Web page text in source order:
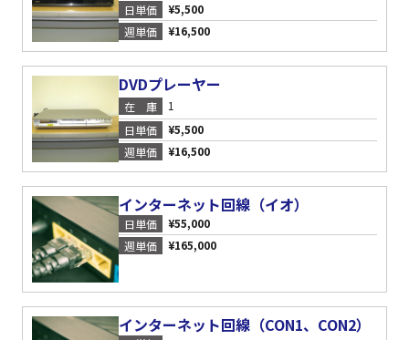
日単価
¥5,500
週単価
¥16,500
DVDプレーヤー
在庫
1
日単価
¥5,500
週単価
¥16,500
インターネット回線（イオ）
日単価
¥55,000
週単価
¥165,000
インターネット回線（CON1、CON2）